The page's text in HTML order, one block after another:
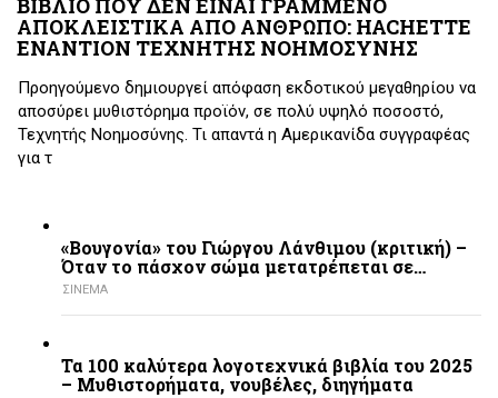
ΒΙΒΛΙΟ ΠΟΥ ΔΕΝ ΕΙΝΑΙ ΓΡΑΜΜΕΝΟ
ΑΠΟΚΛΕΙΣΤΙΚΑ ΑΠΟ ΑΝΘΡΩΠΟ: HACHETTE
ΕΝΑΝΤΙΟΝ ΤΕΧΝΗΤΗΣ ΝΟΗΜΟΣΥΝΗΣ
Προηγούμενο δημιουργεί απόφαση εκδοτικού μεγαθηρίου να
αποσύρει μυθιστόρημα προϊόν, σε πολύ υψηλό ποσοστό,
Τεχνητής Νοημοσύνης. Τι απαντά η Αμερικανίδα συγγραφέας
για τ
«Βουγονία» του Γιώργου Λάνθιμου (κριτική) –
Όταν το πάσχον σώμα μετατρέπεται σε…
ΣΙΝΕΜΑ
Τα 100 καλύτερα λογοτεχνικά βιβλία του 2025
– Mυθιστορήματα, νουβέλες, διηγήματα